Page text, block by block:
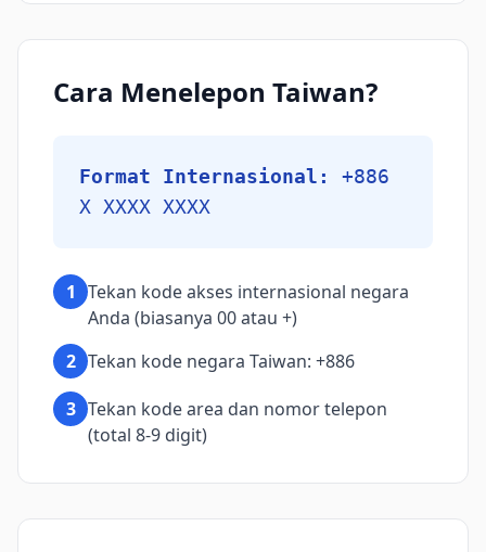
Cara Menelepon Taiwan?
Format Internasional:
+886
X XXXX XXXX
1 Tekan kode akses internasional negara
Anda (biasanya 00 atau +)
2 Tekan kode negara Taiwan: +886
3 Tekan kode area dan nomor telepon
(total 8-9 digit)